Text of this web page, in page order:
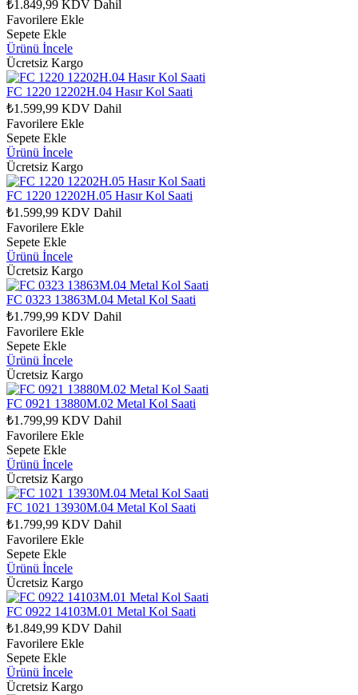
₺1.849,99 KDV Dahil
Favorilere Ekle
Sepete Ekle
Ürünü İncele
Ücretsiz Kargo
FC 1220 12202H.04 Hasır Kol Saati
₺1.599,99 KDV Dahil
Favorilere Ekle
Sepete Ekle
Ürünü İncele
Ücretsiz Kargo
FC 1220 12202H.05 Hasır Kol Saati
₺1.599,99 KDV Dahil
Favorilere Ekle
Sepete Ekle
Ürünü İncele
Ücretsiz Kargo
FC 0323 13863M.04 Metal Kol Saati
₺1.799,99 KDV Dahil
Favorilere Ekle
Sepete Ekle
Ürünü İncele
Ücretsiz Kargo
FC 0921 13880M.02 Metal Kol Saati
₺1.799,99 KDV Dahil
Favorilere Ekle
Sepete Ekle
Ürünü İncele
Ücretsiz Kargo
FC 1021 13930M.04 Metal Kol Saati
₺1.799,99 KDV Dahil
Favorilere Ekle
Sepete Ekle
Ürünü İncele
Ücretsiz Kargo
FC 0922 14103M.01 Metal Kol Saati
₺1.849,99 KDV Dahil
Favorilere Ekle
Sepete Ekle
Ürünü İncele
Ücretsiz Kargo